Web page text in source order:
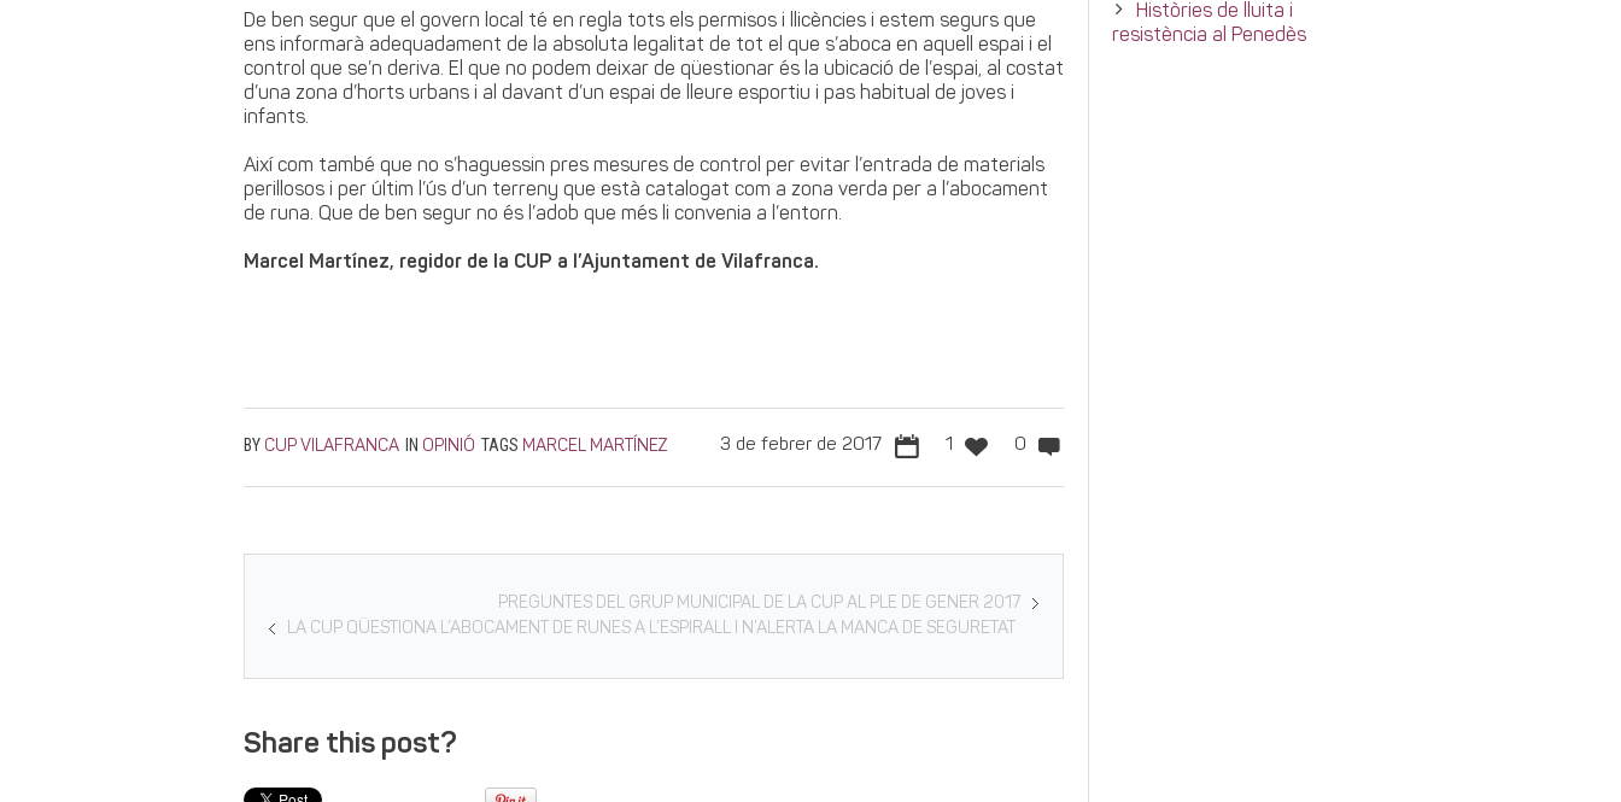
De ben segur que el govern local té en regla tots els permisos i llicències i estem segurs que
ens informarà adequadament de la absoluta legalitat de tot el que s’aboca en aquell espai i el
control que se’n deriva. El que no podem deixar de qüestionar és la ubicació de l’espai, al costat
d’una zona d’horts urbans i al davant d’un espai de lleure esportiu i pas habitual de joves i
infants.
Així com també que no s’haguessin pres mesures de control per evitar l’entrada de materials
perillosos i per últim l’ús d’un terreny que està catalogat com a zona verda per a l’abocament
de runa. Que de ben segur no és l’adob que més li convenia a l’entorn.
Marcel Martínez, regidor de la CUP a l’Ajuntament de Vilafranca.
3 de febrer de 2017 1 0
BY CUP VILAFRANCA IN OPINIÓ TAGS MARCEL MARTÍNEZ
PREGUNTES DEL GRUP MUNICIPAL DE LA CUP AL PLE DE GENER 2017
LA CUP QÜESTIONA L’ABOCAMENT DE RUNES A L’ESPIRALL I N’ALERTA LA MANCA DE SEGURETAT
Share this post?
Històries de lluita i
resistència al Penedès